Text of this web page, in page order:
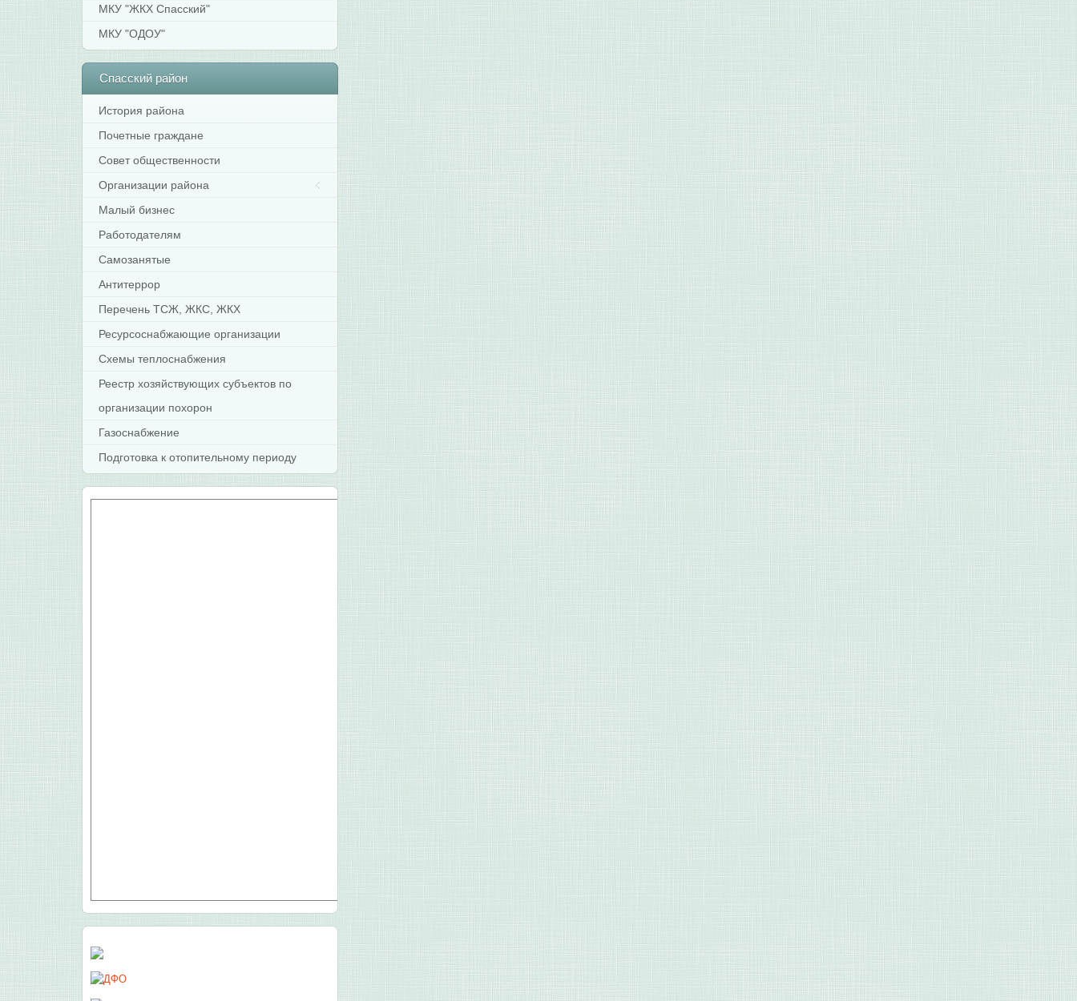
МКУ "ЖКХ Спасский"
МКУ "ОДОУ"
Спасский район
История района
Почетные граждане
Совет общественности
Организации района
Малый бизнес
Работодателям
Самозанятые
Антитеррор
Перечень ТСЖ, ЖКС, ЖКХ
Ресурсоснабжающие организации
Схемы теплоснабжения
Реестр хозяйствующих субъектов по
организации похорон
Газоснабжение
Подготовка к отопительному периоду